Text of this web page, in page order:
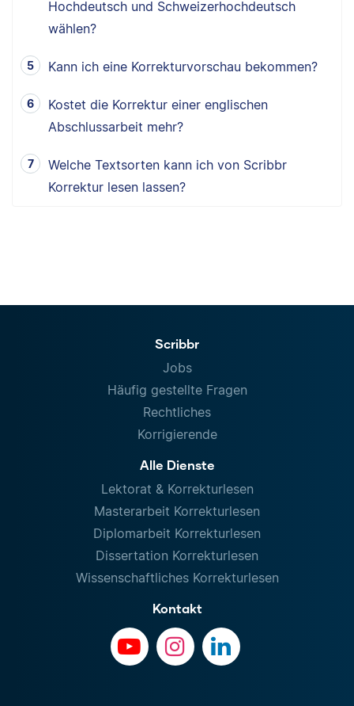
Hochdeutsch und Schweizerhochdeutsch
wählen?
Kann ich eine Korrekturvorschau bekommen?
Kostet die Korrektur einer englischen
Abschlussarbeit mehr?
Welche Textsorten kann ich von Scribbr
Korrektur lesen lassen?
Scribbr
Jobs
Häufig gestellte Fragen
Rechtliches
Korrigierende
Alle Dienste
Lektorat & Korrekturlesen
Masterarbeit Korrekturlesen
Diplomarbeit Korrekturlesen
Dissertation Korrekturlesen
Wissenschaftliches Korrekturlesen
Kontakt